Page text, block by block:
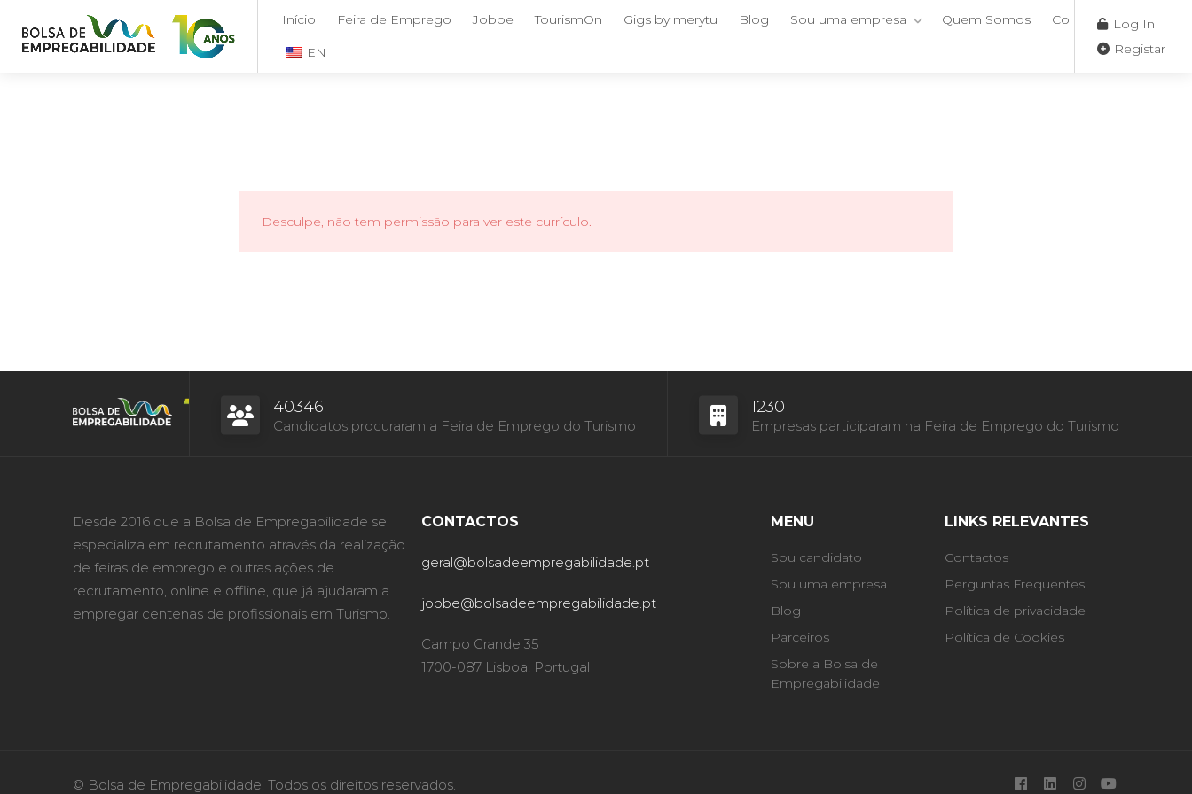
Início Feira de Emprego Jobbe TourismOn Gigs by merytu Blog Sou uma empresa Quem Somos Contactos
EN
Log In
Registar
Desculpe, não tem permissão para ver este currículo.
40346
Candidatos procuraram a Feira de Emprego do Turismo
1230
Empresas participaram na Feira de Emprego do Turismo
Desde 2016 que a Bolsa de Empregabilidade se
especializa em recrutamento através da realização
de feiras de emprego e outras ações de
recrutamento, online e offline, que já ajudaram a
empregar centenas de profissionais em Turismo.
CONTACTOS
geral@bolsadeempregabilidade.pt
jobbe@bolsadeempregabilidade.pt
Campo Grande 35
1700-087 Lisboa, Portugal
MENU
Sou candidato
Sou uma empresa
Blog
Parceiros
Sobre a Bolsa de
Empregabilidade
LINKS RELEVANTES
Contactos
Perguntas Frequentes
Política de privacidade
Política de Cookies
© Bolsa de Empregabilidade. Todos os direitos reservados.